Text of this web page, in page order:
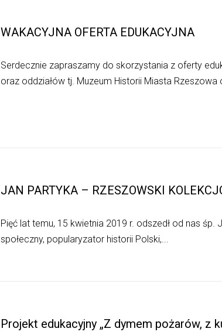
WAKACYJNA OFERTA EDUKACYJNA
Serdecznie zapraszamy do skorzystania z oferty
oraz oddziałów tj. Muzeum Historii Miasta Rzeszowa
JAN PARTYKA – RZESZOWSKI
Pięć lat temu, 15 kwietnia 2019 r. odszedł od nas
społeczny, popularyzator historii Polski,...
Projekt edukacyjny „Z dymem pożarów,